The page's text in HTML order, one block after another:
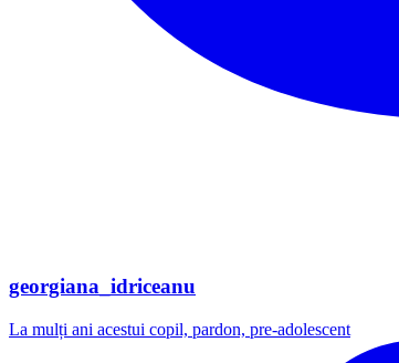
georgiana_idriceanu
La mulți ani acestui copil, pardon, pre-adolescent